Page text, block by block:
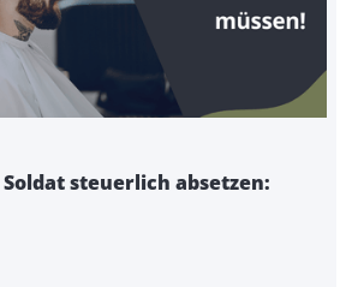
steuerlich absetzen: